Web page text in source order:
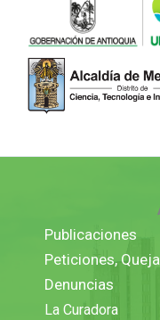
Publicaciones
Peticiones,
Denuncias
La Curadora